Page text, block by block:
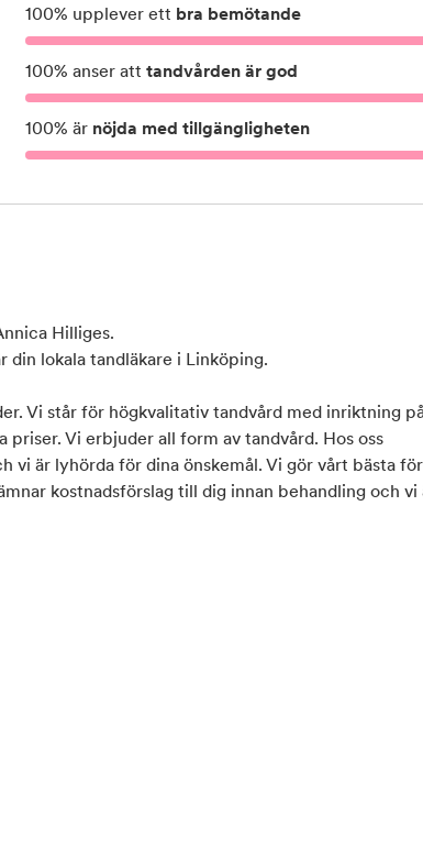
100% upplever ett bra bemötande
100% anser att tandvården är god
100% är nöjda med tillgängligheten
Hilliges.
din lokala tandläkare i Linköping.
Vi står för högkvalitativ tandvård med inriktning
Vi erbjuder all form av tandvård. Hos oss
vi är lyhörda för dina önskemål. Vi gör vårt bästa för
kostnadsförslag till dig innan behandling och vi